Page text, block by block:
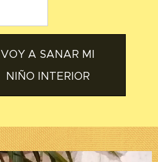
VOY A SANAR MI
NIÑO INTERIOR